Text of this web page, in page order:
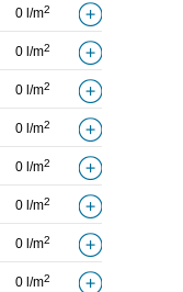
0 l/m2
0 l/m2
0 l/m2
0 l/m2
0 l/m2
0 l/m2
0 l/m2
0 l/m2